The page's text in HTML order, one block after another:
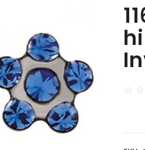
☆ ☆